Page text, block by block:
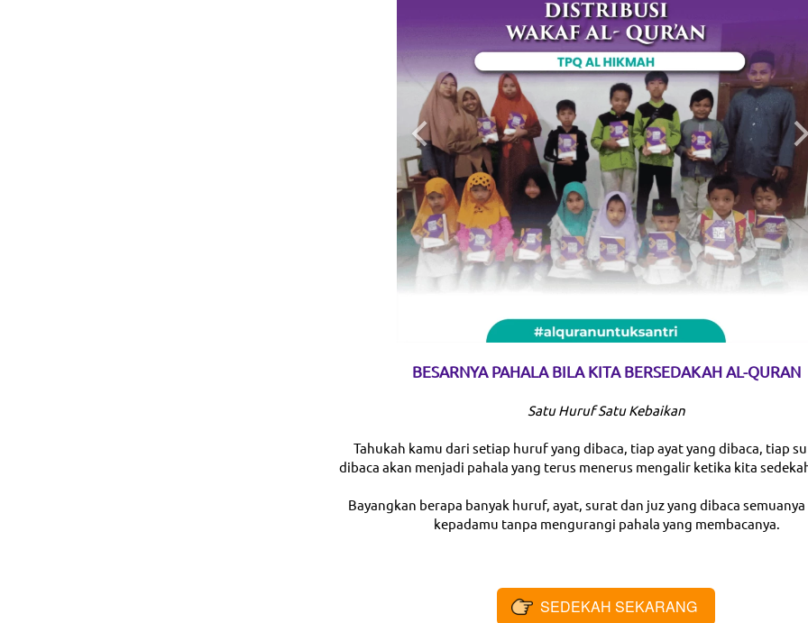
BESARNYA PAHALA BILA KITA BERSEDAKAH AL-QURAN
Satu Huruf Satu Kebaikan
Tahukah kamu dari setiap huruf yang dibaca, tiap ayat yang dibaca, tiap
dibaca akan menjadi pahala yang terus menerus mengalir ketika kita
Bayangkan berapa banyak huruf, ayat, surat dan juz yang dibaca
kepadamu tanpa mengurangi pahala yang membacanya.
` SEDEKAH SEKARANG